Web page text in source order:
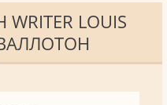
WRITER LOUIS